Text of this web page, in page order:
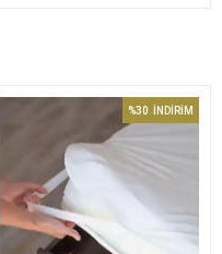
%30 İNDİRİM